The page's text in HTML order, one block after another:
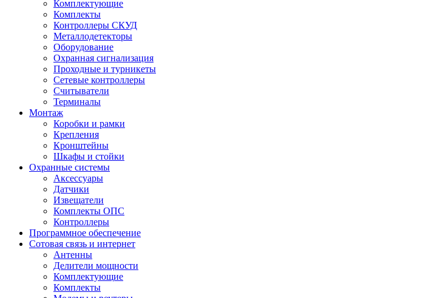
Комплектующие
Комплекты
Контроллеры СКУД
Металлодетекторы
Оборудование
Охранная сигнализация
Проходные и турникеты
Сетевые контроллеры
Считыватели
Терминалы
Монтаж
Коробки и рамки
Крепления
Кронштейны
Шкафы и стойки
Охранные системы
Аксессуары
Датчики
Извещатели
Комплекты ОПС
Контроллеры
Программное обеспечение
Сотовая связь и интернет
Антенны
Делители мощности
Комплектующие
Комплекты